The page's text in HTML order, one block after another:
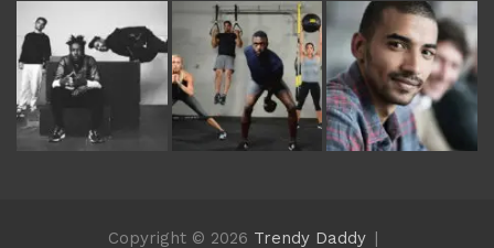
Copyright © 2026 Trendy Daddy